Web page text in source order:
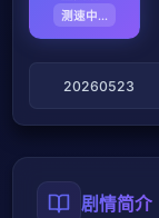
测速失败
20260523
剧情简介